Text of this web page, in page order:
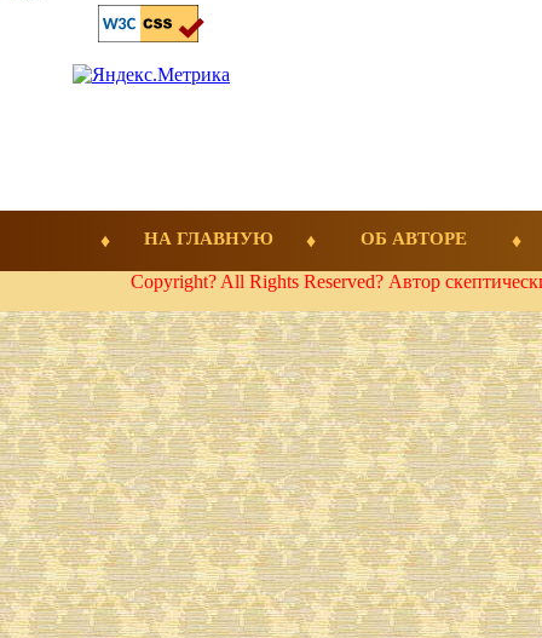
НА ГЛАВНУЮ ОБ АВТОРЕ
Copyright? All Rights Reserved? Автор